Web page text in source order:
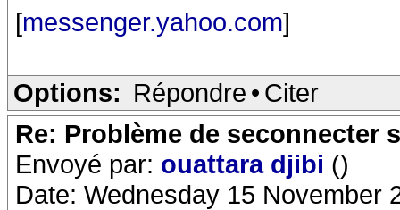
[messenger.yahoo.com]
Options: Répondre • Citer
Re: Problème de seconnecter
Envoyé par: ouattara djibi ()
Date: Wednesday 15 November